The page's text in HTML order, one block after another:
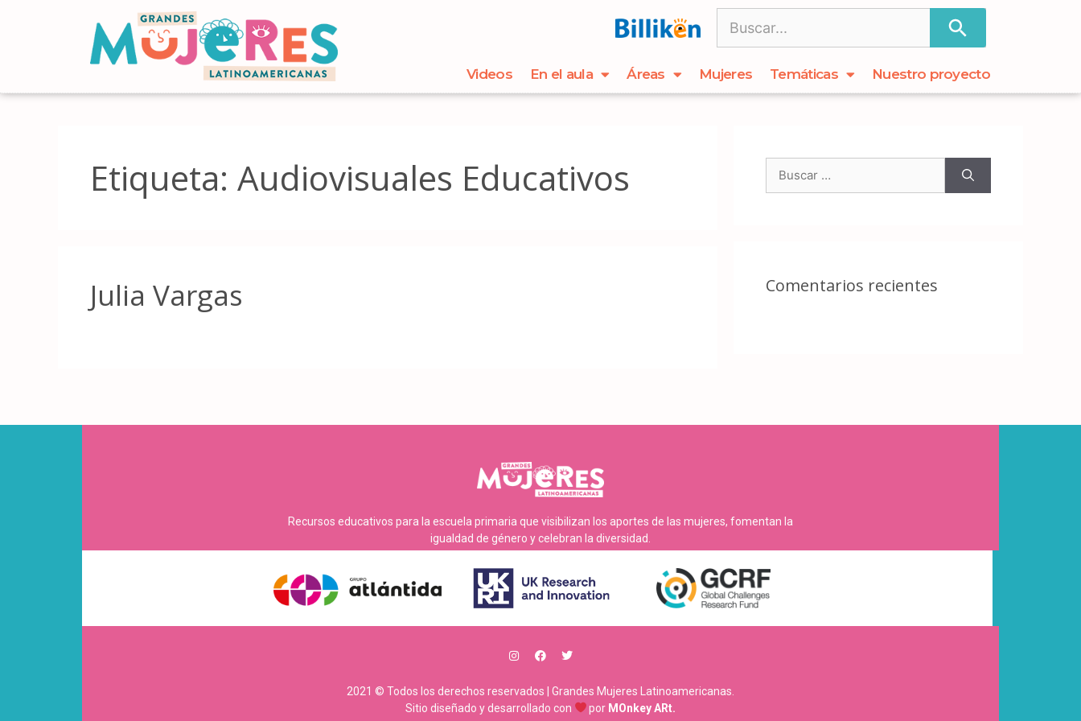
Videos En el aula Áreas Mujeres Temáticas Nuestro proyecto
Etiqueta: Audiovisuales Educativos
Julia Vargas Comentarios recientes
Recursos educativos para la escuela primaria que visibilizan los aportes de las mujeres, fomentan la
igualdad de género y celebran la diversidad.
2021 © Todos los derechos reservados | Grandes Mujeres Latinoamericanas.
Sitio diseñado y desarrollado con
por MOnkey ARt.